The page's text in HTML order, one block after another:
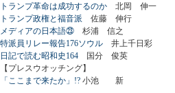
トランプ革命は成功するのか 北岡 伸一
トランプ政権と福音派 佐藤 伸行
メディアの日本語㉓ 杉浦 信之
特派員リレー報告176ソウル 井上千日彩
日記で読む昭和史164 国分 俊英
【プレスウオッチング】
「ここまで来たか」!? 小池 新